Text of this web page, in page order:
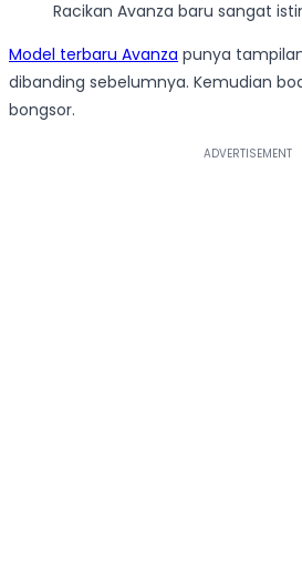
Racikan Avanza baru sangat
Model terbaru Avanza punya
dibanding sebelumnya. Kemudian
bongsor.